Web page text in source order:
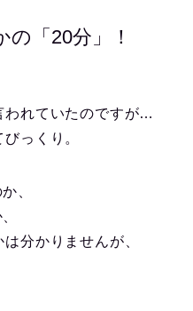
「20分」！
われていたのですが…
っくり。
、
分かりませんが、